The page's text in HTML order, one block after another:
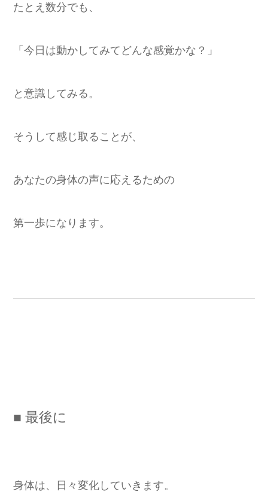
たとえ数分でも、
「今日は動かしてみてどんな感覚かな？」
と意識してみる。
そうして感じ取ることが、
あなたの身体の声に応えるための
第一歩になります。
■ 最後に
身体は、日々変化していきます。